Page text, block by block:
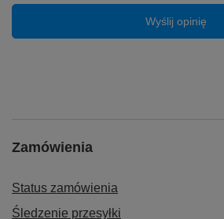
Xiaomi Redmi Note 10 Pro 5G
Wyślij opinię
Zamówienia
Status zamówienia
Śledzenie przesyłki